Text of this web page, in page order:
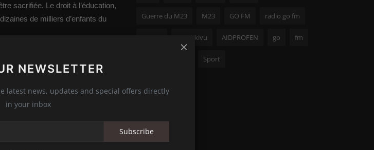
NEWSLETTER
latest news, updates and special offers directly
in your inbox
Subscribe
sacrifiée. Le droit à l’éducation,
de milliers d’enfants du
ENFANT Éducation
Guerre du M23 M23 GO FM radio go fm
Nord-kivu AIDPROFEN go fm
Sport